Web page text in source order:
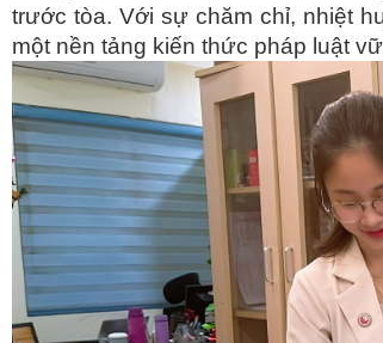
trước tòa. Với sự chăm chỉ, nhiệt
một nền tảng kiến thức pháp luật